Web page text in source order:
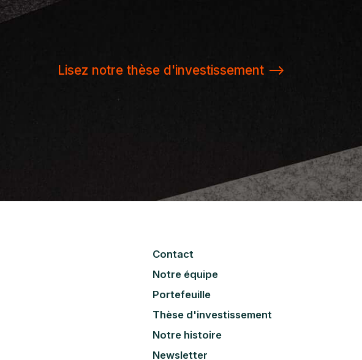
Lisez notre thèse d'investissement -->
Contact
Notre équipe
Portefeuille
Thèse d'investissement
Notre histoire
Newsletter